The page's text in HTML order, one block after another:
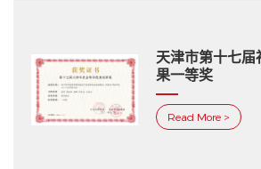
天津市第十七届
果一等奖
Read More >